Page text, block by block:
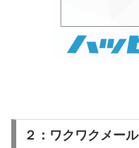
２：ワクワクメール